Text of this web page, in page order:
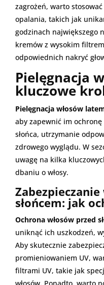
zagrożeń, warto
opalania, takich jak
godzinach największego
kremów z wysokim
odpowiednich nakryć
Pielęgnacja
kluczowe
Pielęgnacja włosów
aby zapewnić im
słońca, utrzymanie
zdrowego wyglądu. W
uwagę na kilka
dbaniu o włosy.
Zabezpieczanie
słońcem: jak
Ochrona włosów przed
uniknąć ich uszkodzeń,
Aby skutecznie
promieniowaniem UV,
filtrami UV, takie jak